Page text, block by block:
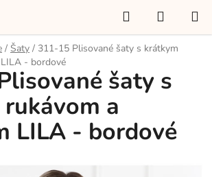
Hľadať
KOŠÍK
/ Šaty / 311-15 Plisované šaty s krátkym
- bordové
šaty s
a
LILA - bordové